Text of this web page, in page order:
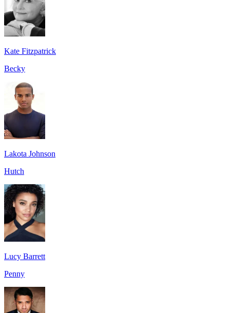
Kate Fitzpatrick
Becky
Lakota Johnson
Hutch
Lucy Barrett
Penny